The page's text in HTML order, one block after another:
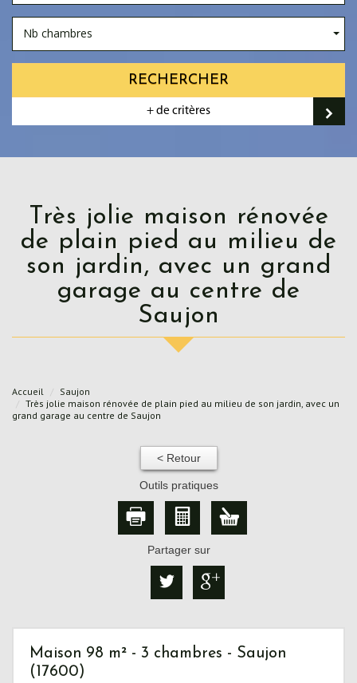
Nb chambres
RECHERCHER
+ de critères
Très jolie maison rénovée
de plain pied au milieu de
son jardin, avec un grand
garage au centre de
Saujon
Accueil
Saujon
Très jolie maison rénovée de plain pied au milieu de son jardin, avec un
grand garage au centre de Saujon
< Retour
Outils pratiques
Partager sur
Maison 98 m² - 3 chambres - Saujon
(17600)